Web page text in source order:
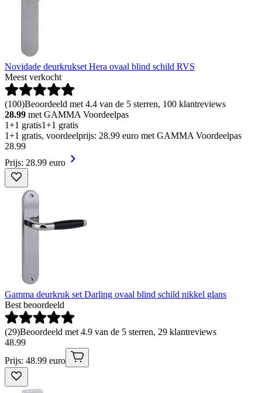
Novidade deurkrukset Hera ovaal blind schild RVS
Meest verkocht
(100)Beoordeeld met 4.4 van de 5 sterren, 100 klantreviews
28.99 met GAMMA Voordeelpas
1+1 gratis1+1 gratis
1+1 gratis, voordeelprijs: 28.99 euro met GAMMA Voordeelpas
28.99
Prijs: 28.99 euro
Gamma deurkruk set Darling ovaal blind schild nikkel glans
Best beoordeeld
(29)Beoordeeld met 4.9 van de 5 sterren, 29 klantreviews
48.99
Prijs: 48.99 euro